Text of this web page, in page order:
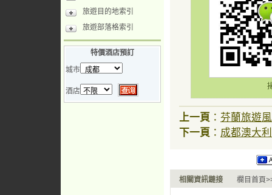
上一頁 ： 芬蘭旅遊
下一頁 ： 成都澳大
相關資訊鏈接 欄目首頁
旅遊目的地索引
旅遊部落格索引
特價酒店預訂
城市
酒店